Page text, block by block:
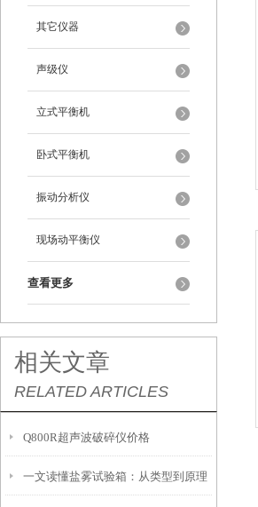
其它仪器
声级仪
立式平衡机
卧式平衡机
振动分析仪
现场动平衡仪
查看更多
相关文章
RELATED ARTICLES
Q800R超声波破碎仪价格
一文读懂盐雾试验箱：从类型到原理